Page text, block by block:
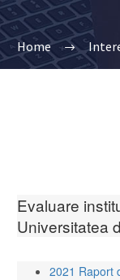
Home
Evaluare
Universitatea
2021 Raport